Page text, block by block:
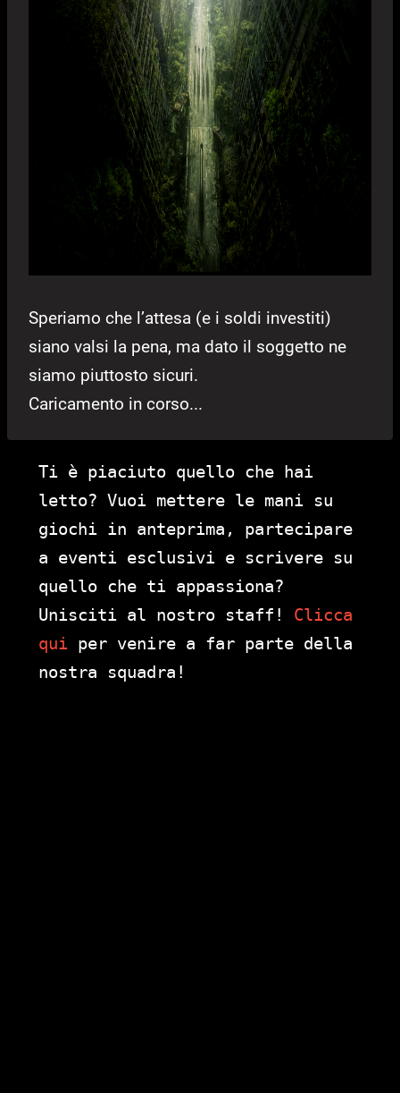
Speriamo che l’attesa (e i soldi investiti)
siano valsi la pena, ma dato il soggetto ne
siamo piuttosto sicuri.
Caricamento in corso...
Ti è piaciuto quello che hai
letto? Vuoi mettere le mani su
giochi in anteprima, partecipare
a eventi esclusivi e scrivere su
quello che ti appassiona?
Unisciti al nostro staff! Clicca
qui per venire a far parte della
nostra squadra!